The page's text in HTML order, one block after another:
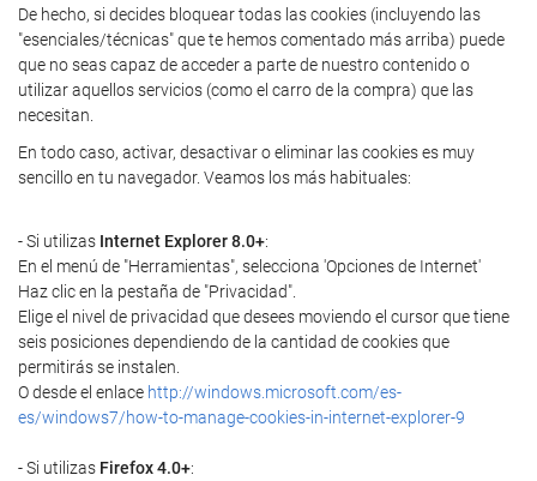
De hecho, si decides bloquear todas las cookies (incluyendo las
"esenciales/técnicas" que te hemos comentado más arriba) puede
que no seas capaz de acceder a parte de nuestro contenido o
utilizar aquellos servicios (como el carro de la compra) que las
necesitan.
En todo caso, activar, desactivar o eliminar las cookies es muy
sencillo en tu navegador. Veamos los más habituales:
- Si utilizas Internet Explorer 8.0+:
En el menú de "Herramientas", selecciona 'Opciones de Internet'
Haz clic en la pestaña de "Privacidad".
Elige el nivel de privacidad que desees moviendo el cursor que tiene
seis posiciones dependiendo de la cantidad de cookies que
permitirás se instalen.
O desde el enlace http://windows.microsoft.com/es-
es/windows7/how-to-manage-cookies-in-internet-explorer-9
- Si utilizas Firefox 4.0+: